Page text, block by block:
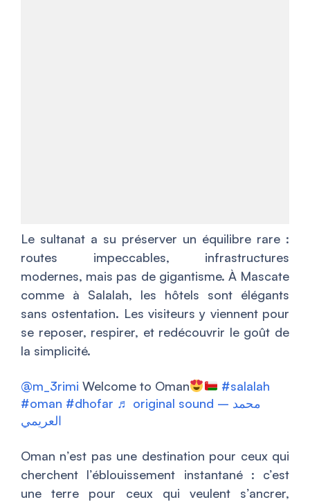
Le sultanat a su préserver un équilibre rare :
routes impeccables, infrastructures
modernes, mais pas de gigantisme. À Mascate
comme à Salalah, les hôtels sont élégants
sans ostentation. Les visiteurs y viennent pour
se reposer, respirer, et redécouvrir le goût de
la simplicité.
@m_3rimi Welcome to Oman
#salalah
#oman #dhofar ♬ original sound – محمد
العريمي
Oman n’est pas une destination pour ceux qui
cherchent l’éblouissement instantané : c’est
une terre pour ceux qui veulent s’ancrer,